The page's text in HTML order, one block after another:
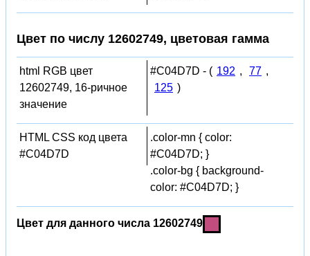
Цвет по числу 12602749, цветовая гамма
html RGB цвет
12602749, 16-ричное
значение
#C04D7D - ( 192 , 77 ,
125 )
HTML CSS код цвета
#C04D7D
.color-mn { color:
#C04D7D; }
.color-bg { background-
color: #C04D7D; }
Цвет для данного числа 12602749